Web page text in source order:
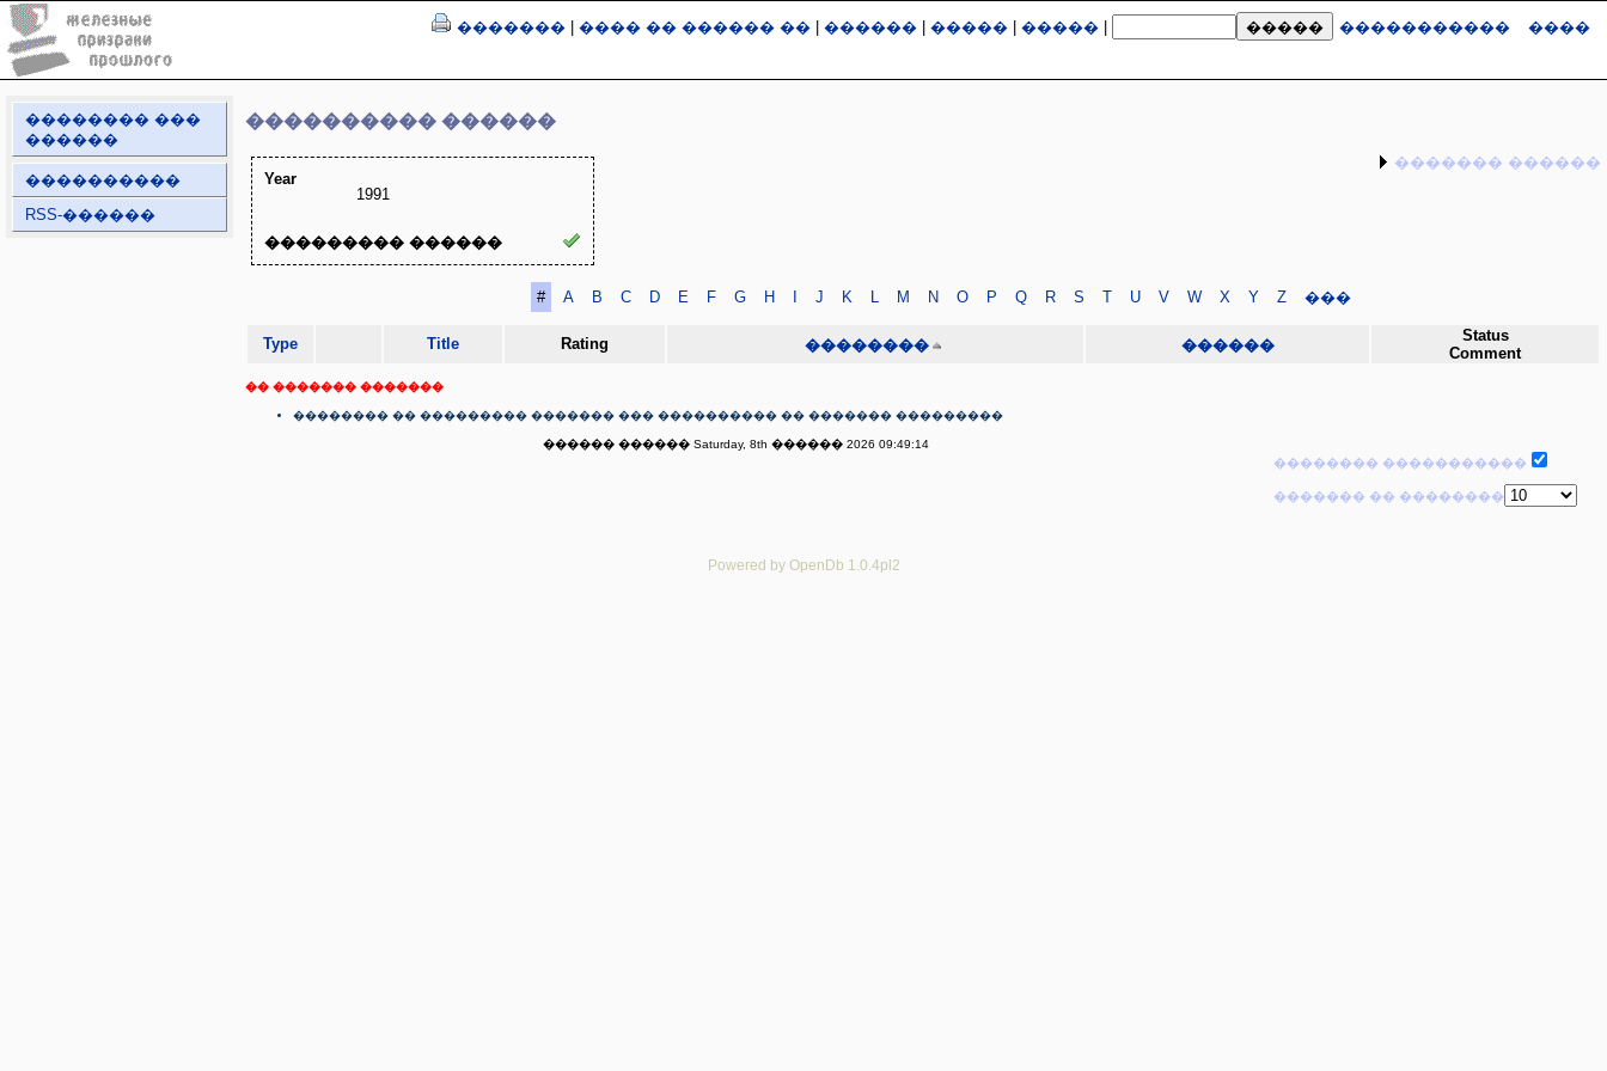
������� ���� �� ������ �� ������ ����� ����� ����������� ����
�������� ���
������
����������
RSS-������
���������� ������
Year
1991
��������� ������
������� ������
# A B C D E F G H I J K L M N O P Q R S T U V W X Y Z ���
Type Title Rating �������� ������
Status
Comment
�� ������� �������
�������� �� ��������� ������� ��� ���������� �� ������� ���������
�������� �����������
������� �� ��������
������ ������ Saturday, 8th ������ 2026 09:49:14
Powered by OpenDb 1.0.4pl2